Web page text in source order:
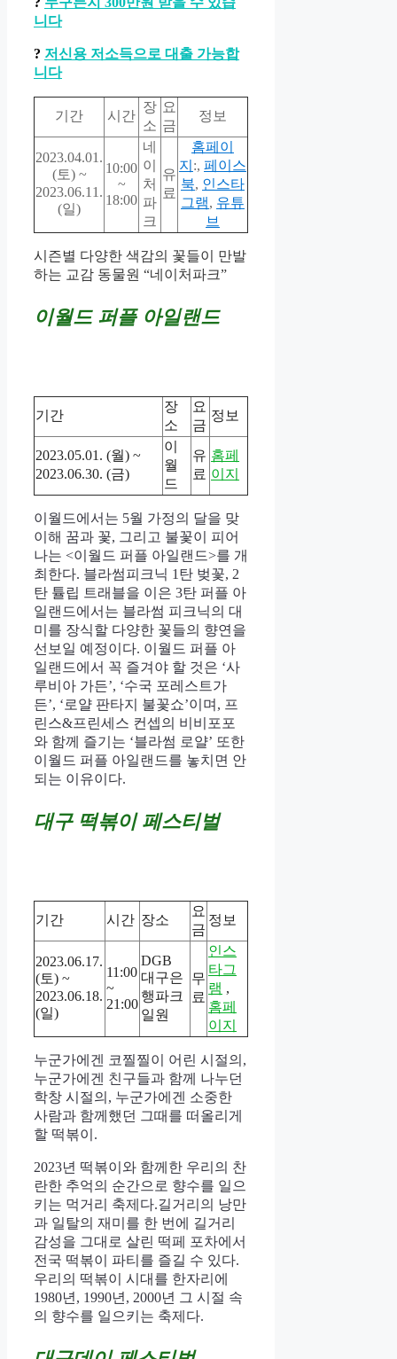
니다
? 저신용 저소득으로 대출 가능합
니다
기간 시간
장
소
요
금
정보
2023.04.01.
(토) ~
2023.06.11.
(일)
10:00
~
18:00
네
이
처
파
크
유
료
홈페이
지 :, 페이스
북, 인스타
그램, 유튜
브
시즌별 다양한 색감의 꽃들이 만발
하는 교감 동물원 “네이처파크”
이월드 퍼플 아일랜드
기간
장
소
요
금
정보
2023.05.01. (월) ~
2023.06.30. (금)
이
월
드
유
료
홈페
이지
이월드에서는 5월 가정의 달을 맞
이해 꿈과 꽃, 그리고 불꽃이 피어
나는 <이월드 퍼플 아일랜드>를 개
최한다. 블라썸피크닉 1탄 벚꽃, 2
탄 튤립 트래블을 이은 3탄 퍼플 아
일랜드에서는 블라썸 피크닉의 대
미를 장식할 다양한 꽃들의 향연을
선보일 예정이다. 이월드 퍼플 아
일랜드에서 꼭 즐겨야 할 것은 ‘사
루비아 가든’, ‘수국 포레스트가
든’, ‘로얄 판타지 불꽃쇼’이며, 프
린스&프린세스 컨셉의 비비포포
와 함께 즐기는 ‘블라썸 로얄’ 또한
이월드 퍼플 아일랜드를 놓치면 안
되는 이유이다.
대구 떡볶이 페스티벌
기간 시간 장소
요
금
정보
2023.06.17.
(토) ~
2023.06.18.
(일)
11:00
~
21:00
DGB
대구은
행파크
일원
무
료
인스
타그
램 ,
홈페
이지
누군가에겐 코찔찔이 어린 시절의,
누군가에겐 친구들과 함께 나누던
학창 시절의, 누군가에겐 소중한
사람과 함께했던 그때를 떠올리게
할 떡볶이.
2023년 떡볶이와 함께한 우리의 찬
란한 추억의 순간으로 향수를 일으
키는 먹거리 축제다.길거리의 낭만
과 일탈의 재미를 한 번에 길거리
감성을 그대로 살린 떡페 포차에서
전국 떡볶이 파티를 즐길 수 있다.
우리의 떡볶이 시대를 한자리에
1980년, 1990년, 2000년 그 시절 속
의 향수를 일으키는 축제다.